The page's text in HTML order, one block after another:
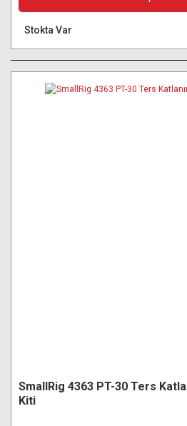
Stokta Var
SmallRig 4363 PT-30 Ters
Kiti